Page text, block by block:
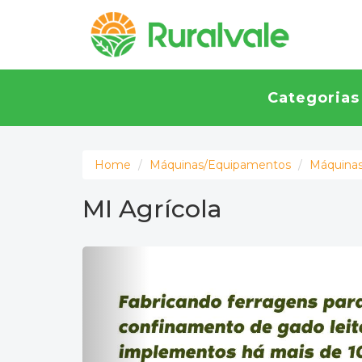
Home Máquinas/Equipamentos
MI Agrícola